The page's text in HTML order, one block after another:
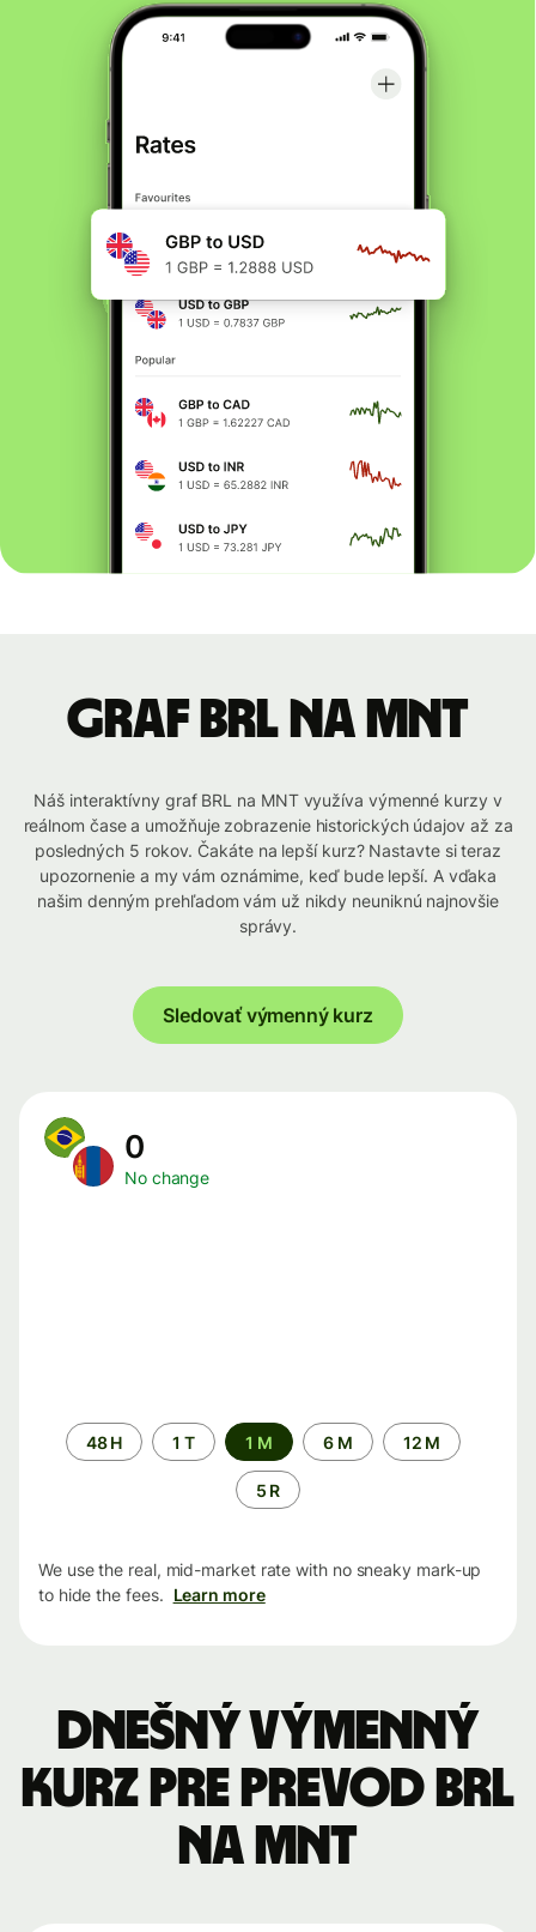
graf BRL na MNT
Náš interaktívny graf BRL na MNT využíva výmenné kurzy v
reálnom čase a umožňuje zobrazenie historických údajov až za
posledných 5 rokov. Čakáte na lepší kurz? Nastavte si teraz
upozornenie a my vám oznámime, keď bude lepší. A vďaka
našim denným prehľadom vám už nikdy neuniknú najnovšie
správy.
Sledovať výmenný kurz
0
No change
Time
period
48 H 1 T 1 M 6 M 12 M
5 R
We use the real, mid-market rate with no sneaky mark-up
to hide the fees. Learn more
Dnešný výmenný
kurz pre prevod BRL
na MNT